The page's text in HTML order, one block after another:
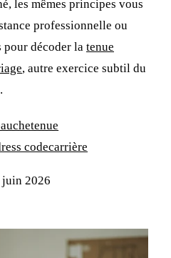
les mêmes principes vous
professionnelle ou
décoder la tenue
, autre exercice subtil du
tenue
codecarrière
juin 2026